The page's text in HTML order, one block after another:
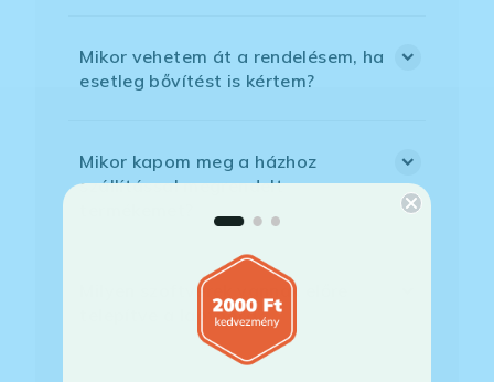
Mikor vehetem át a rendelésem, ha
esetleg bővítést is kértem?
Mikor kapom meg a házhoz
szállítással megrendelt
Milyen szoftverek vannak előre
telepítve a laptopra?